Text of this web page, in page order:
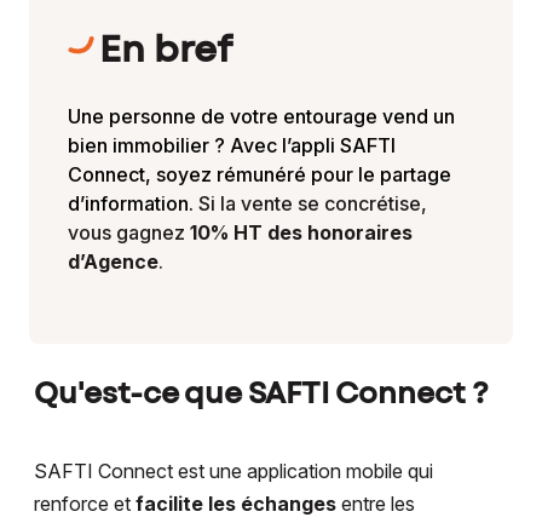
En bref
Une personne de votre entourage vend un
bien immobilier ? Avec l’appli SAFTI
Connect, soyez rémunéré pour le partage
d’information. Si la vente se concrétise,
vous gagnez 10% HT des honoraires
d’Agence.
Qu'est-ce que SAFTI Connect ?
SAFTI Connect est une application mobile qui
renforce et facilite les échanges entre les